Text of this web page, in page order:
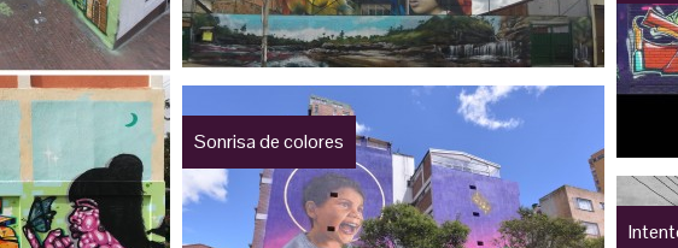
Sonrisa de colores